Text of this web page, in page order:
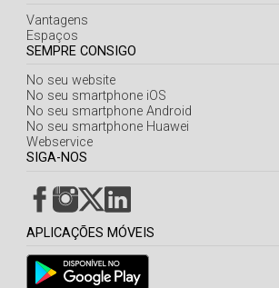
Vantagens
Espaços
SEMPRE CONSIGO
No seu website
No seu smartphone iOS
No seu smartphone Android
No seu smartphone Huawei
Webservice
SIGA-NOS
APLICAÇÕES MÓVEIS